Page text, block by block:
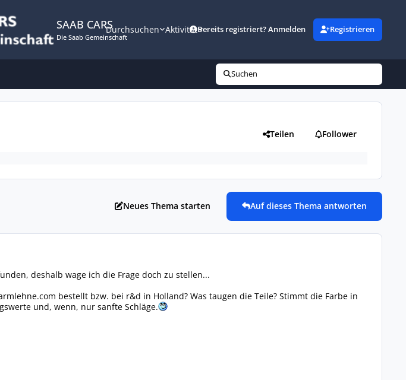
SAAB CARS
Die Saab Gemeinschaft
Durchsuchen AktivitätBereits registriert? Anmelden Registrieren
Suchen
Teilen Follower
Neues Thema starten Auf dieses Thema antworten
deshalb wage ich die Frage doch zu stellen...
bestellt bzw. bei r&d in Holland? Was taugen die Teile? Stimmt die Farbe in
und, wenn, nur sanfte Schläge.